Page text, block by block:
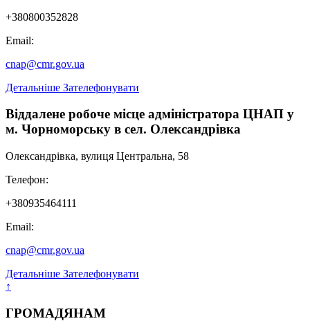
+380800352828
Email:
cnap@cmr.gov.ua
Детальніше Зателефонувати
Віддалене робоче місце адміністратора ЦНАП у
м. Чорноморську в сел. Олександрівка
Олександрівка, вулиця Центральна, 58
Телефон:
+380935464111
Email:
cnap@cmr.gov.ua
Детальніше Зателефонувати
↑
ГРОМАДЯНАМ